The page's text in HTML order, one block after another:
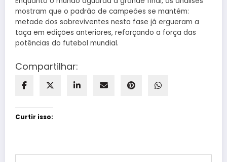
mostram que o padrão de campeões se mantém:
metade dos sobreviventes nesta fase já ergueram a
taça em edições anteriores, reforçando a força das
potências do futebol mundial.
Compartilhar:
Curtir isso: